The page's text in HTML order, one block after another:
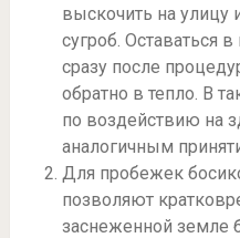
выскочить на улицу
сугроб. Оставаться
сразу после
обратно в тепло. В
по воздействию на
аналогичным
Для пробежек
позволяют
заснеженной земле